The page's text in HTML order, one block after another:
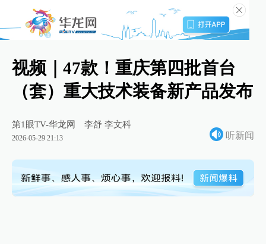
视频｜47款！重庆第四批首台
（套）重大技术装备新产品发布
第1眼TV-华龙网 李舒 李文科
2026-05-29 21:13 听新闻